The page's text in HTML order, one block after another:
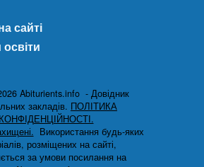
сайті
Abiturients.info - Довідник
закладів. ПОЛІТИКА
КОНФІДЕНЦІЙНОСТІ.
Використання будь-яких
розміщених на сайті,
за умови посилання на